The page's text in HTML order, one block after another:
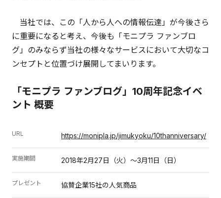
当社では、この「人から人への情報伝達」が今後さら
に重要になると考え、今後も「モニプラ ファンブロ
グ」のみならず当社の様々なサービスにおいて大切なコ
ンセプトと位置づけ展開してまいります。
「モニプラ ファンブログ」10周年記念イベ
ント 概要
URL https://monipla.jp/jimukyoku/10thanniversary/
実施期間 2018年2月27日（火）～3月11日（日）
プレゼント 協賛企業15社の人気商品